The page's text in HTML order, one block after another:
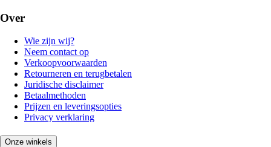
Over
Wie zijn wij?
Neem contact op
Verkoopvoorwaarden
Retourneren en terugbetalen
Juridische disclaimer
Betaalmethoden
Prijzen en leveringsopties
Privacy verklaring
Onze winkels